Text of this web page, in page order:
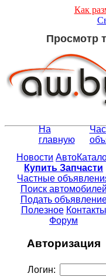
Как
Просмотр
На
главную
Новости
Купить Запчасти
Частные
Поиск автомобилей
Подать
Полезное Контакты
Форум
Авторизация
Логин: